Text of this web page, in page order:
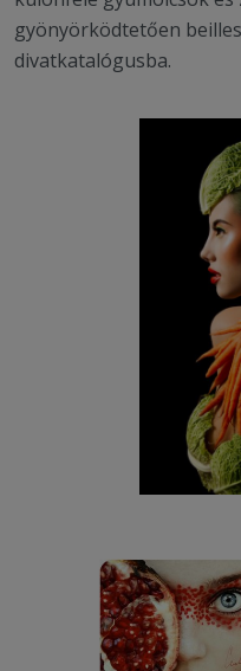
gyönyörködtetően
divatkatalógusba.